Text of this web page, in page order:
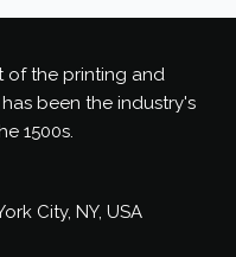
of the printing and
been the industry's
1500s.
City, NY, USA